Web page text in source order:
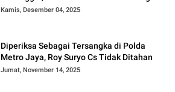
Kamis, Desember 04, 2025
Diperiksa Sebagai Tersangka di Polda
Metro Jaya, Roy Suryo Cs Tidak Ditahan
Jumat, November 14, 2025